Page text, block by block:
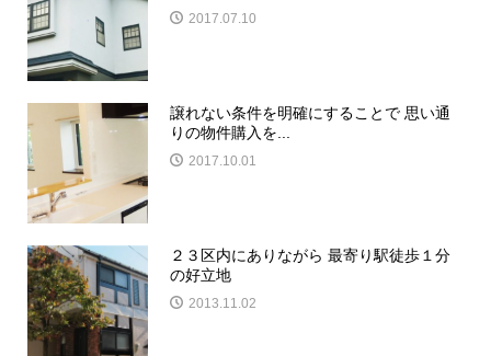
2017.07.10
譲れない条件を明確にすることで 思い通
りの物件購入を...
2017.10.01
２３区内にありながら 最寄り駅徒歩１分
の好立地
2013.11.02